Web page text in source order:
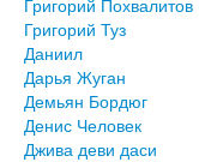
Григорий Похвалитов
Григорий Туз
Даниил
Дарья Жуган
Демьян Бордюг
Денис Человек
Джива деви даси